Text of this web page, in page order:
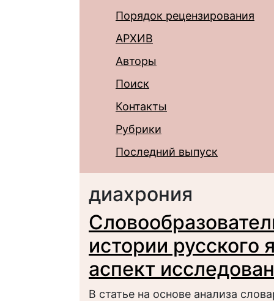
Порядок рецензирования
АРХИВ
Авторы
Поиск
Контакты
Рубрики
Последний выпуск
диахрония
истории русского
аспект
В статье на основе анализа